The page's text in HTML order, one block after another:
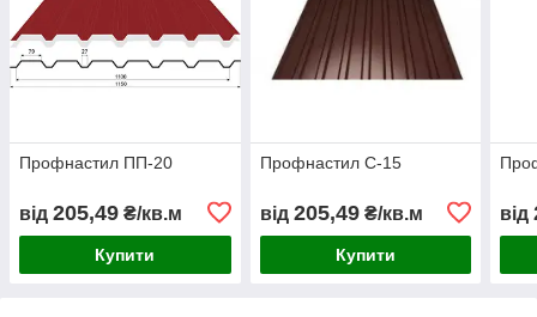
Профнастил ПП-20
від 205,49 ₴/кв.м
Купити
Профнастил С-15
від 205,49₴/кв.м
Купити
від